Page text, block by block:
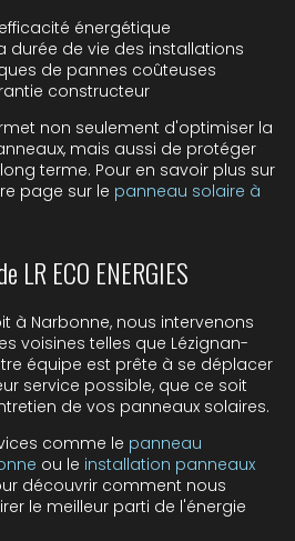
énergétique
durée de vie des installations
de pannes coûteuses
constructeur
non seulement d'optimiser la
mais aussi de protéger
terme. Pour en savoir plus sur
page sur le panneau solaire à
LR ECO ENERGIES
à Narbonne, nous intervenons
voisines telles que Lézignan-
équipe est prête à se déplacer
service possible, que ce soit
de vos panneaux solaires.
comme le panneau
ou le installation panneaux
découvrir comment nous
le meilleur parti de l'énergie